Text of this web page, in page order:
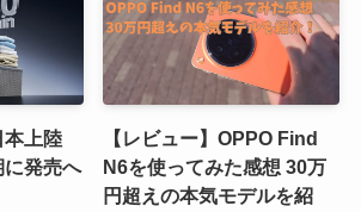
上陸
発売へ
【レビュー】OPPO Find
N6を使ってみた感想 30万
円超えの本気モデルを紹